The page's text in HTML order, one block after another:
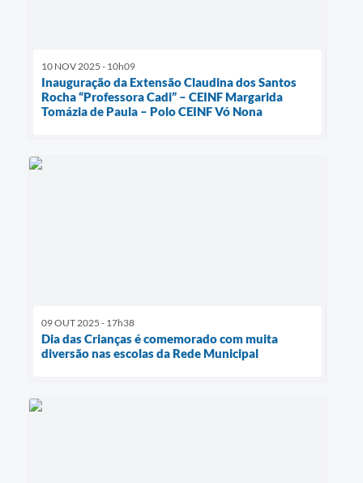
10 NOV 2025 - 10h09
Inauguração da Extensão Claudina dos Santos
Rocha “Professora Cadi” – CEINF Margarida
Tomázia de Paula – Polo CEINF Vó Nona
09 OUT 2025 - 17h38
Dia das Crianças é comemorado com muita
diversão nas escolas da Rede Municipal